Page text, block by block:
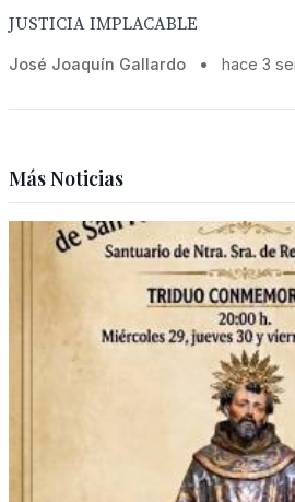
JUSTICIA IMPLACABLE
José Joaquín Gallardo • hace 3
Más Noticias